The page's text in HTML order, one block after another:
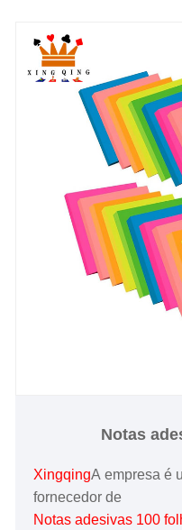
Notas
XingqingA empresa é
fornecedor de
Notas adesivas 100